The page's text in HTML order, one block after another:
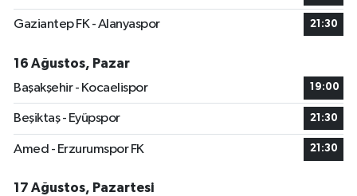
Gaziantep FK - Alanyaspor 21:30
16 Ağustos, Pazar
Başakşehir - Kocaelispor
19:00
Beşiktaş - Eyüpspor 21:30
Amed - Erzurumspor FK 21:30
17 Ağustos, Pazartesi